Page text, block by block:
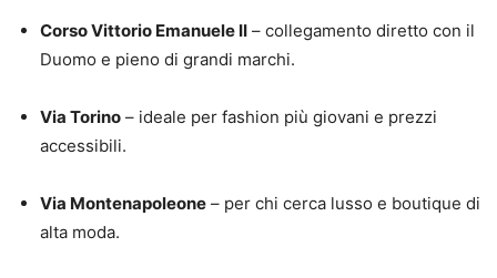
Corso Vittorio Emanuele II – collegamento diretto con il
Duomo e pieno di grandi marchi.
Via Torino – ideale per fashion più giovani e prezzi
accessibili.
Via Montenapoleone – per chi cerca lusso e boutique di
alta moda.